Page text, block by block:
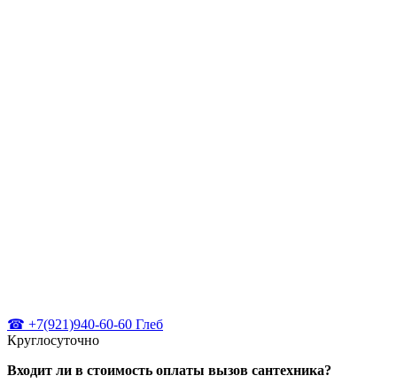
☎ +7(921)940-60-60 Глеб
Круглосуточно
Входит ли в стоимость оплаты вызов сантехника?